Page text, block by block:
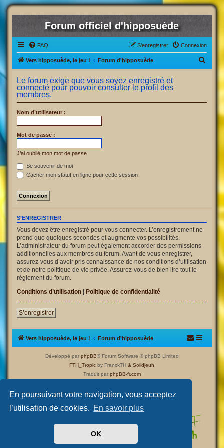
En poursuivant votre navigation, vous acceptez
l’utilisation de cookies. En savoir plus
OK
Forum officiel d'hipposuède
FAQ Connexion
S’enregistrer
Vers hipposuède, le jeu ! Forum d'hipposuède
Le forum exige que vous soyez enregistré et
connecté pour pouvoir consulter le profil des
membres.
Nom d’utilisateur :
Mot de passe :
J’ai oublié mon mot de passe
Se souvenir de moi
Cacher mon statut en ligne pour cette session
S’ENREGISTRER
Vous devez être enregistré pour vous connecter. L’enregistrement ne
prend que quelques secondes et augmente vos possibilités.
L’administrateur du forum peut également accorder des permissions
additionnelles aux membres du forum. Avant de vous enregistrer,
assurez-vous d’avoir pris connaissance de nos conditions d’utilisation
et de notre politique de vie privée. Assurez-vous de bien lire tout le
règlement du forum.
Conditions d’utilisation | Politique de confidentialité
S’enregistrer
Vers hipposuède, le jeu ! Forum d'hipposuède
Développé par phpBB® Forum Software © phpBB Limited
FTH_Tropic by FranckTH & Solidjeuh
Traduit par phpBB-fr.com